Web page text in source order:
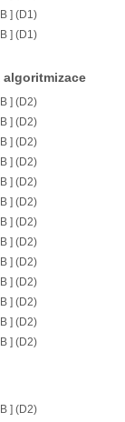
] (D1)
] (D1)
algoritmizace
] (D2)
] (D2)
] (D2)
] (D2)
] (D2)
] (D2)
] (D2)
] (D2)
] (D2)
] (D2)
] (D2)
] (D2)
] (D2)
] (D2)